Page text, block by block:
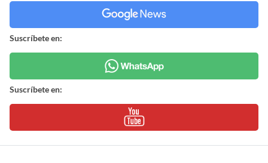
Suscríbete en:
Suscríbete en: